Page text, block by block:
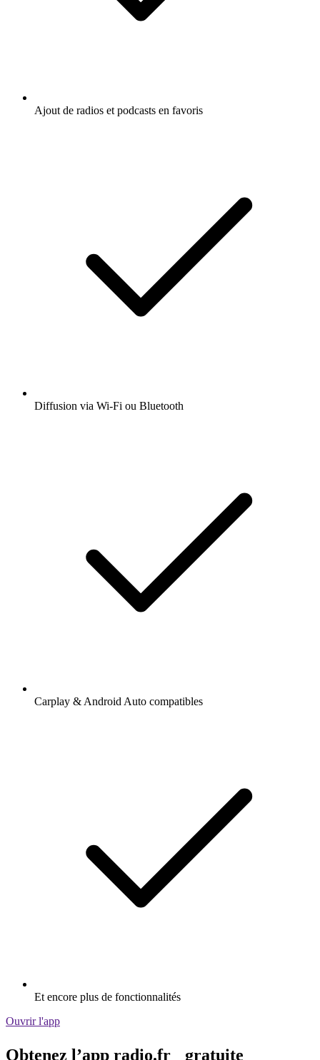
Ajout de radios et podcasts en favoris
Diffusion via Wi-Fi ou Bluetooth
Carplay & Android Auto compatibles
Et encore plus de fonctionnalités
Ouvrir l'app
Obtenez l’app radio.fr gratuite